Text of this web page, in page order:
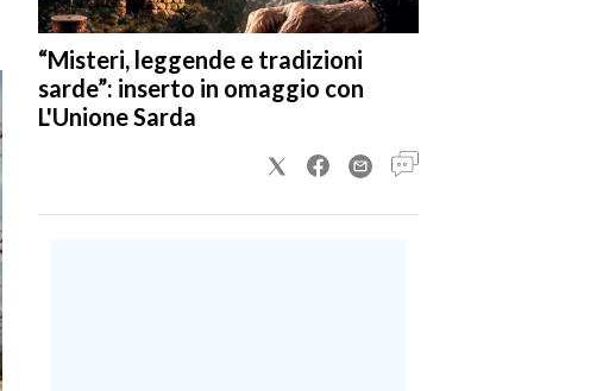
“Misteri, leggende e tradizioni
sarde”: inserto in omaggio con
L'Unione Sarda